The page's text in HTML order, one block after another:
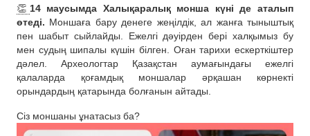
👏 14 маусымда Халықаралық монша күні де аталып
өтеді. Моншаға бару денеге жеңілдік, ал жанға тыныштық
пен шабыт сыйлайды. Ежелгі дәуірден бері халқымыз бу
мен судың шипалы күшін білген. Оған тарихи ескерткіштер
дәлел. Археологтар Қазақстан аумағындағы ежелгі
қалаларда қоғамдық моншалар әрқашан көрнекті
орындардың қатарында болғанын айтады.
Сіз моншаны ұнатасыз ба?